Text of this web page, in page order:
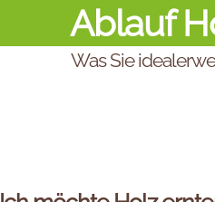
Ablauf
Was Sie